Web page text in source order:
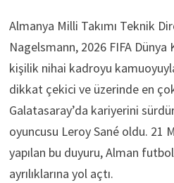
Almanya Milli Takımı Teknik
Nagelsmann, 2026 FIFA Dünya
kişilik nihai kadroyu
dikkat çekici ve üzerinde en
Galatasaray’da kariyerini
oyuncusu Leroy Sané oldu. 21
yapılan bu duyuru, Alman
ayrılıklarına yol açtı.